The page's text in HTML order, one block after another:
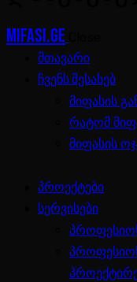
Mifasi.ge
მთავარი
ჩვენს შესახებ
მიფასის
რატომ
მიფასის
პროექტები
სერვისები